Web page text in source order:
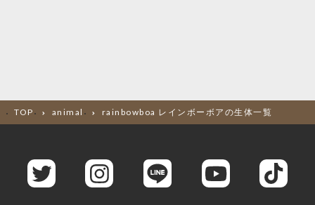
TOP animal rainbowboa レインボーボアの生体一覧